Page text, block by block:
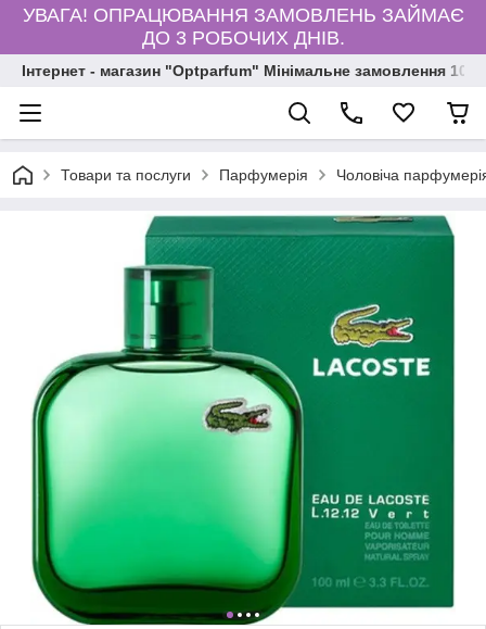
УВАГА! ОПРАЦЮВАННЯ ЗАМОВЛЕНЬ ЗАЙМАЄ
ДО 3 РОБОЧИХ ДНІВ.
Інтернет - магазин "Optparfum" Мінімальне замовлення
Товари та послуги Парфумерія Чоловіча